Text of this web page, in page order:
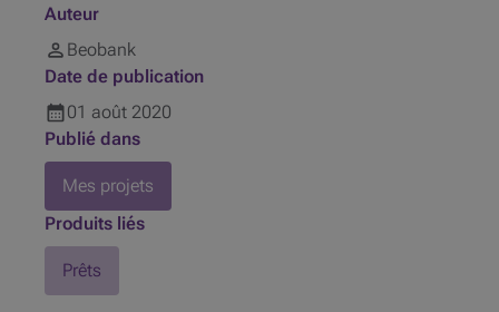
Auteur
Beobank
Date de publication
01 août 2020
Publié dans
Mes projets
Produits liés
Prêts